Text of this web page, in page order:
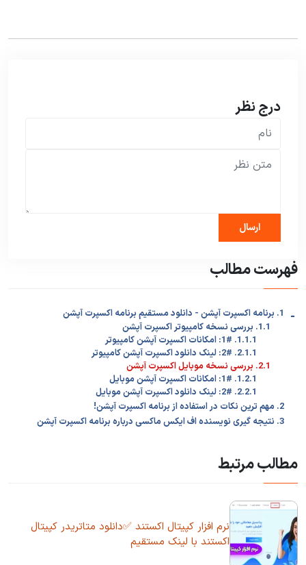
درج نظر
فهرست مطالب
1. برنامه اکسپرت آپشن - دانلود مستقیم برنامه اکسپرت آپشن -
1.1. بررسی نسخه کامپیوتر اکسپرت آپشن
1.1.1. 1#: امکانات اکسپرت آپشن کامپیوتر
2.1.1. 2#: لینک دانلود اکسپرت آپشن کامپیوتر
2.1. بررسی نسخه موبایل اکسپرت آپشن
1.2.1. 1#: امکانات اکسپرت آپشن موبایل
2.2.1. 2#: لینک دانلود اکسپرت آپشن موبایل
2. مهم ترین نکات در استفاده از برنامه اکسپرت آپشن!
3. نتیجه گیری نویسنده اف ایکس ماکسی درباره برنامه اکسپرت آپشن
مطالب مرتبط
نرم افزار کپیتال اکستند ✅دانلود متاتریدر کپیتال
اکستند با لینک مستقیم